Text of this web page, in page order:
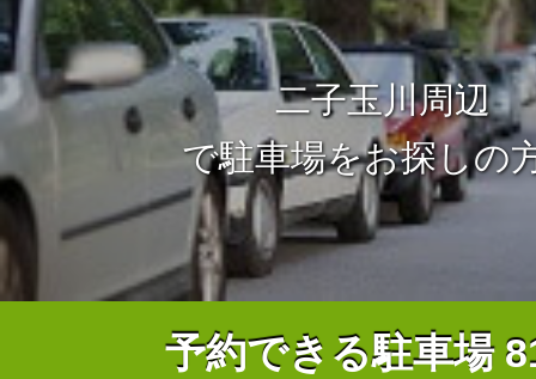
二子玉川周辺
で駐車場をお探しの
予約できる駐車場